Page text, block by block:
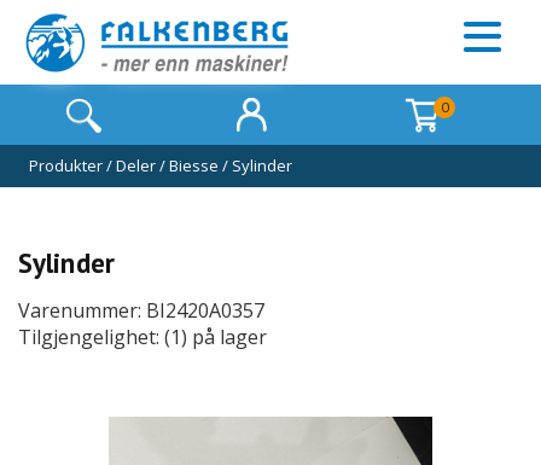
0
Produkter/Deler/Biesse / Sylinder
Sylinder
Varenummer: BI2420A0357
Tilgjengelighet: (1) på lager